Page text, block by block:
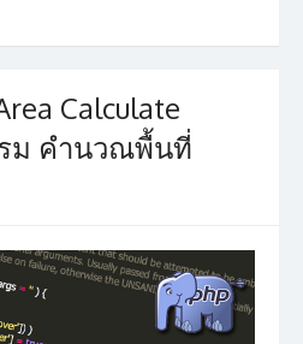
Calculate
ม คำนวณพื้นที่